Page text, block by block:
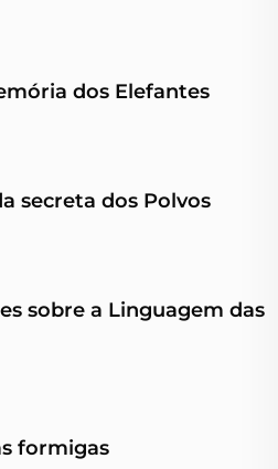
dos Elefantes
secreta dos Polvos
sobre a Linguagem das
formigas